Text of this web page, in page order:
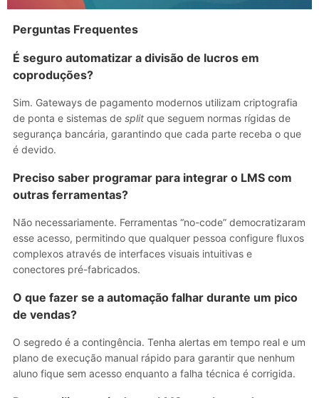
Perguntas Frequentes
É seguro automatizar a divisão de lucros em
coproduções?
Sim. Gateways de pagamento modernos utilizam criptografia
de ponta e sistemas de split que seguem normas rígidas de
segurança bancária, garantindo que cada parte receba o que
é devido.
Preciso saber programar para integrar o LMS com
outras ferramentas?
Não necessariamente. Ferramentas “no-code” democratizaram
esse acesso, permitindo que qualquer pessoa configure fluxos
complexos através de interfaces visuais intuitivas e
conectores pré-fabricados.
O que fazer se a automação falhar durante um pico
de vendas?
O segredo é a contingência. Tenha alertas em tempo real e um
plano de execução manual rápido para garantir que nenhum
aluno fique sem acesso enquanto a falha técnica é corrigida.